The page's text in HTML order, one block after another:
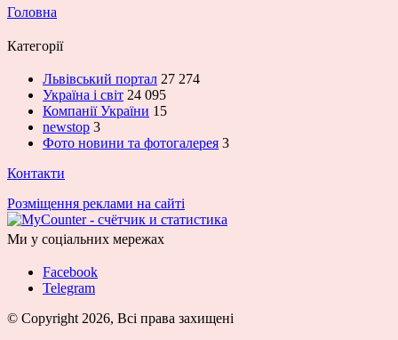
Головна
Категорії
Львівський портал 27 274
Україна і світ 24 095
Компанії України 15
newstop 3
Фото новини та фотогалерея 3
Контакти
Розміщення реклами на сайті
Ми у соціальних мережах
Facebook
Telegram
© Copyright 2026, Всі права захищені